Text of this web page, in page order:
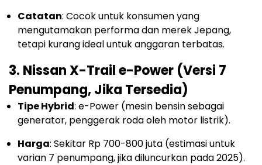
Catatan: Cocok untuk konsumen yang
mengutamakan performa dan merek Jepang,
tetapi kurang ideal untuk anggaran terbatas.
3. Nissan X-Trail e-Power (Versi 7
Penumpang, Jika Tersedia)
Tipe Hybrid: e-Power (mesin bensin sebagai
generator, penggerak roda oleh motor listrik).
Harga: Sekitar Rp 700-800 juta (estimasi untuk
varian 7 penumpang, jika diluncurkan pada 2025).